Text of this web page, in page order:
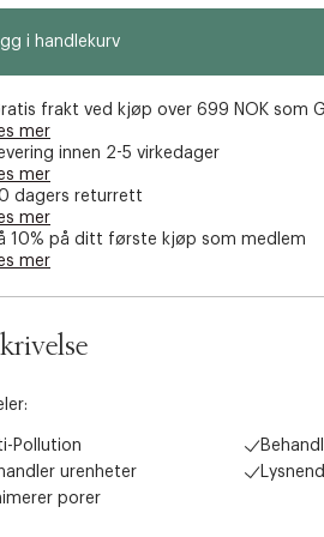
i handlekurv
frakt ved kjøp over 699 NOK som
mer
innen 2-5 virkedager
mer
dagers returrett
mer
10% på ditt første kjøp som medlem
mer
Pollution
urenheter
porer